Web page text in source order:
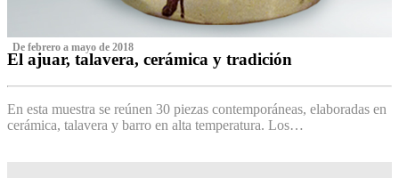
‌ De febrero a mayo de 2018
El ajuar, talavera, cerámica y tradición
En esta muestra se reúnen 30 piezas contemporáneas, elaboradas en
cerámica, talavera y barro en alta temperatura. Los…